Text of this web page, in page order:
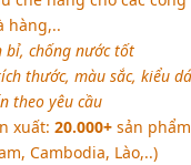
hàng,..
bỉ, chống nước tốt
thước, màu sắc, kiểu
theo yêu cầu
xuất:20.000+ sản
Cambodia, Lào,..)